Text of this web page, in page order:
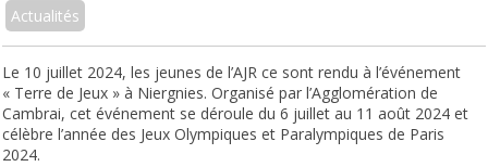
Actualités
Le 10 juillet 2024, les jeunes de l’AJR ce sont rendu à l’événement
« Terre de Jeux » à Niergnies. Organisé par l’Agglomération de
Cambrai, cet événement se déroule du 6 juillet au 11 août 2024 et
célèbre l’année des Jeux Olympiques et Paralympiques de Paris
2024.